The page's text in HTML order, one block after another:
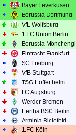
Bayer Leverkusen
Borussia Dortmund
VfL Wolfsburg
1.FC Union Berlin
Borussia
Eintracht Frankfurt
SC Freiburg
VfB Stuttgart
TSG Hoffenheim
FC Augsburg
Werder Bremen
Hertha BSC Berlin
Arminia Bielefeld
1.FC Köln